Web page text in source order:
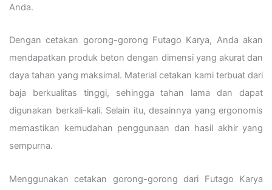
Anda.
Dengan cetakan gorong-gorong Futago Karya, Anda akan
mendapatkan produk beton dengan dimensi yang akurat dan
daya tahan yang maksimal. Material cetakan kami terbuat dari
baja berkualitas tinggi, sehingga tahan lama dan dapat
digunakan berkali-kali. Selain itu, desainnya yang ergonomis
memastikan kemudahan penggunaan dan hasil akhir yang
sempurna.
Menggunakan cetakan gorong-gorong dari Futago Karya